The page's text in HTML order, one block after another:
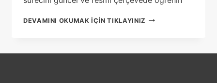
DEVAMINI OKUMAK IÇIN TIKLAYINIZ